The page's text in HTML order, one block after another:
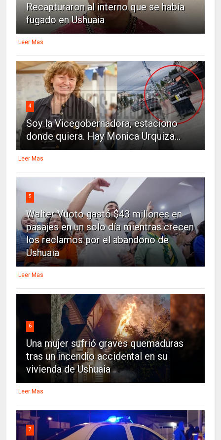
Recapturaron al interno que se había
fugado en Ushuaia
Leer Mas
4
Soy la Vicegobernadora, estaciono
donde quiera. Hay Monica Urquiza...
Leer Mas
5
Walter Vuoto gastó $43 millones en
pasajes en un solo día mientras crecen
los reclamos por el abandono de
Ushuaia
Leer Mas
6
Una mujer sufrió graves quemaduras
tras un incendio accidental en su
vivienda de Ushuaia
Leer Mas
7